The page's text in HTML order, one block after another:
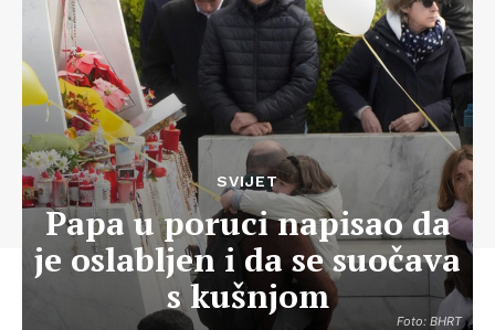
Foto: BHRT
SVIJET
Papa u poruci napisao da
je oslabljen i da se suočava
s kušnjom